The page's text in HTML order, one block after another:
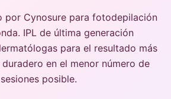
por Cynosure para fotodepilación
IPL de última generación
para el resultado más
en el menor número de
sesiones posible.